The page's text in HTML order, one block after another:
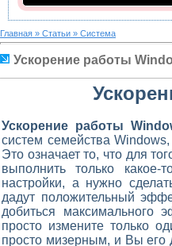
Главная » Статьи » Система
Ускорение работы
Ускорение работы
систем семейства
Это означает то, что для
выполнить только
настройки, а нужно
дадут положительный
добиться максимального
просто измените только
просто мизерным, и Вы его